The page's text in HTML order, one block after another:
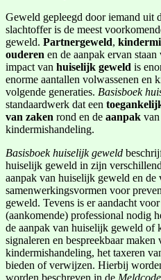
Geweld gepleegd door iemand uit
slachtoffer is de meest
geweld. Partnergeweld,
ouderen en de aanpak ervan
impact van huiselijk geweld is
enorme aantallen volwassenen en
volgende generaties. Basisboek
standaardwerk dat een
van zaken rond en de aanpak
kindermishandeling.
Basisboek huiselijk geweld
huiselijk geweld in zijn
aanpak van huiselijk geweld en de
samenwerkingsvormen voor
geweld. Tevens is er aandacht
(aankomende) professional nodig
de aanpak van huiselijk geweld of
signaleren en bespreekbaar
kindermishandeling, het taxeren
bieden of verwijzen. Hierbij
worden beschreven in de